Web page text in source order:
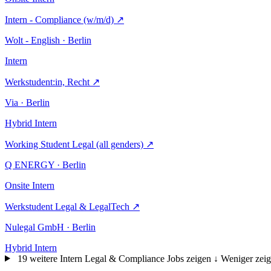
Intern - Compliance (w/m/d) ↗
Wolt - English · Berlin
Intern
Werkstudent:in, Recht ↗
Via · Berlin
Hybrid Intern
Working Student Legal (all genders) ↗
Q ENERGY · Berlin
Onsite Intern
Werkstudent Legal & LegalTech ↗
Nulegal GmbH · Berlin
Hybrid Intern
19 weitere Intern Legal & Compliance Jobs zeigen ↓ Weniger